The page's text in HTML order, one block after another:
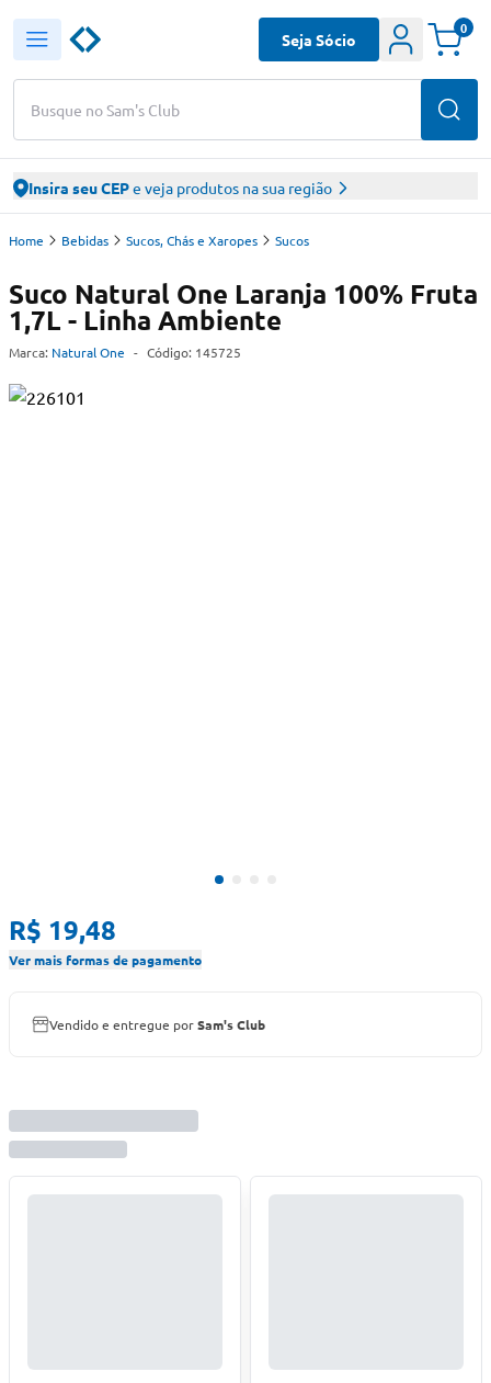
Busque no Sam's Club
Seja Sócio
0
Insira seu CEPe veja produtos na sua região
Home Bebidas Sucos, Chás e Xaropes Sucos
Suco Natural One Laranja 100% Fruta
1,7L - Linha Ambiente
Marca: Natural One - Código: 145725
R$ 19,48
Ver mais formas de pagamento
Vendido e entregue porSam's Club